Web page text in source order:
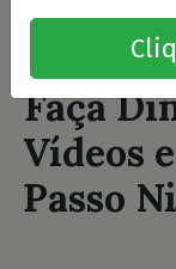
Faça
Vídeos
Passo